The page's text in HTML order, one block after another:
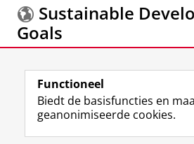
Sustainable
Goals
Meer informatie over de
Goals.
Volg de RUG F L
Functioneel
Biedt de basisfuncties en
geanonimiseerde cookies.